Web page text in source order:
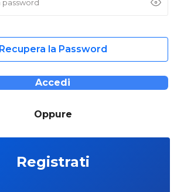
Recupera la Password
Accedi
Oppure
Registrati